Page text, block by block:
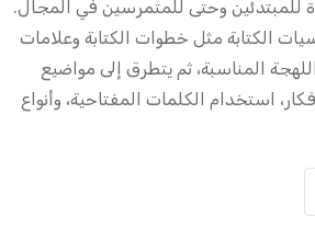
للمبتدئين وحتى للمتمرسين في المجال.
الكتابة مثل خطوات الكتابة وعلامات
المناسبة، ثم يتطرق إلى مواضيع
استخدام الكلمات المفتاحية، وأنواع